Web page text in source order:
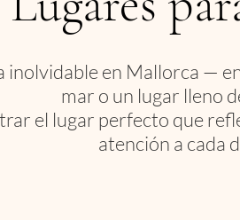
inolvidable en Mallorca —
mar o un lugar lleno
el lugar perfecto que
atención a cada